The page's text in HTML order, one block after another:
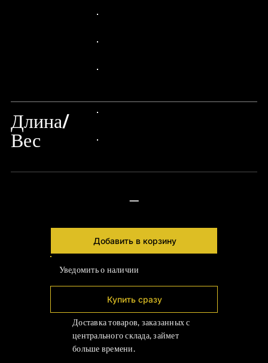
Длина/
Вес
—
Добавить в корзину
Уведомить о наличии
Купить сразу
Доставка товаров, заказанных с
центрального склада, займет
больше времени.